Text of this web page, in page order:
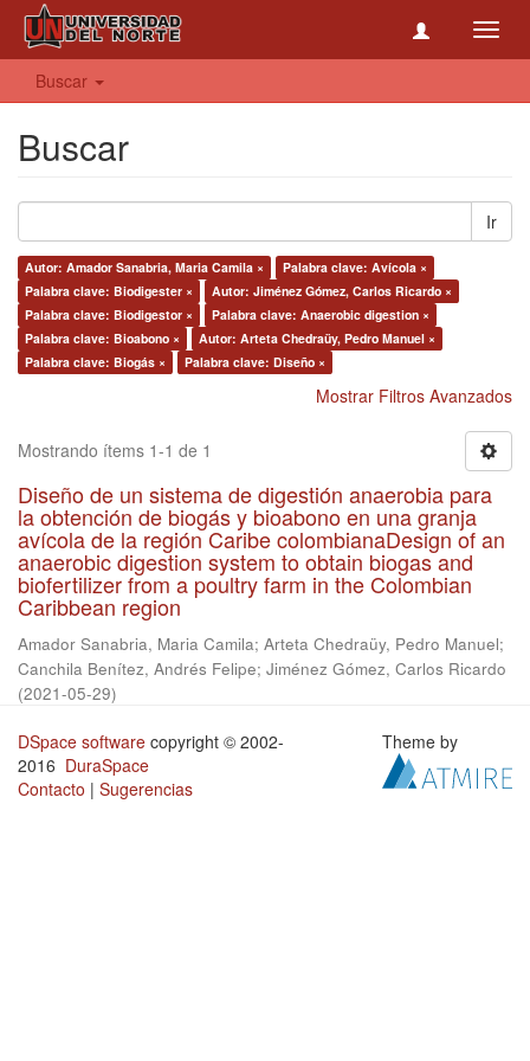
Buscar
Buscar
Ir
Autor: Amador Sanabria, Maria Camila ×
Palabra clave: Avícola ×
Palabra clave: Biodigester ×
Autor: Jiménez Gómez, Carlos Ricardo ×
Palabra clave: Biodigestor ×
Palabra clave: Anaerobic digestion ×
Palabra clave: Bioabono ×
Autor: Arteta Chedraüy, Pedro Manuel ×
Palabra clave: Biogás ×
Palabra clave: Diseño ×
Mostrar Filtros Avanzados
Mostrando ítems 1-1 de 1
Diseño de un sistema de digestión anaerobia para
la obtención de biogás y bioabono en una granja
avícola de la región Caribe colombianaDesign of an
anaerobic digestion system to obtain biogas and
biofertilizer from a poultry farm in the Colombian
Caribbean region
Amador Sanabria, Maria Camila; Arteta Chedraüy, Pedro Manuel;
Canchila Benítez, Andrés Felipe; Jiménez Gómez, Carlos Ricardo
(2021-05-29)
DSpace software copyright © 2002-
2016 DuraSpace
Contacto | Sugerencias
Theme by